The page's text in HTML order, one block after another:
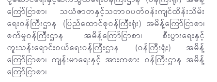
ကြော်ငြာစာ၊ သယံဇာတနှင့်သဘာ၀ပတ်ဝန်းကျင်ထိန်းသိမ်း
ရေးဝန်ကြီးဌာန (ပြည်ထောင်စုဝန်ကြီးရုံး) အမိန့်ကြော်ငြာစာ၊
စက်မှုဝန်ကြီးဌာန အမိန့်ကြော်ငြာစာ၊ စီးပွားရေးနှင့်
ကူးသန်းရောင်းဝယ်ရေးဝန်ကြီးဌာန (ဝန်ကြီးရုံး) အမိန့်
ကြော်ငြာစာ၊ ကျန်းမာရေးနှင့် အားကစား ဝန်ကြီးဌာန အမိန့်
ကြော်ငြာစာ၊